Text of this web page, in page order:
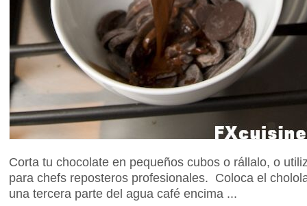
Corta tu chocolate en pequeños cubos o rállalo, o
para chefs reposteros profesionales. Coloca el
una tercera parte del agua café encima ...